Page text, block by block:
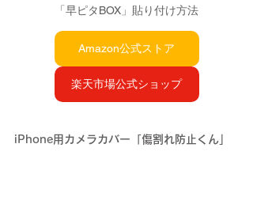
「早ピタBOX」貼り付け方法
Amazon公式ストア
楽天市場公式ショップ
iPhone用カメラカバー「傷割れ防止くん」